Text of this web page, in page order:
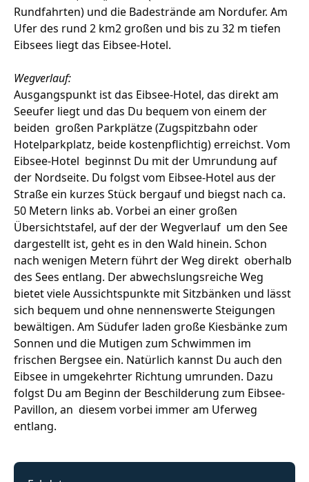
Rundfahrten) und die Badestrände am Nordufer. Am
Ufer des rund 2 km2 großen und bis zu 32 m tiefen
Eibsees liegt das Eibsee-Hotel.
Wegverlauf:
Ausgangspunkt ist das Eibsee-Hotel, das direkt am
Seeufer liegt und das Du bequem von einem der
beiden großen Parkplätze (Zugspitzbahn oder
Hotelparkplatz, beide kostenpflichtig) erreichst. Vom
Eibsee-Hotel beginnst Du mit der Umrundung auf
der Nordseite. Du folgst vom Eibsee-Hotel aus der
Straße ein kurzes Stück bergauf und biegst nach ca.
50 Metern links ab. Vorbei an einer großen
Übersichtstafel, auf der der Wegverlauf um den See
dargestellt ist, geht es in den Wald hinein. Schon
nach wenigen Metern führt der Weg direkt oberhalb
des Sees entlang. Der abwechslungsreiche Weg
bietet viele Aussichtspunkte mit Sitzbänken und lässt
sich bequem und ohne nennenswerte Steigungen
bewältigen. Am Südufer laden große Kiesbänke zum
Sonnen und die Mutigen zum Schwimmen im
frischen Bergsee ein. Natürlich kannst Du auch den
Eibsee in umgekehrter Richtung umrunden. Dazu
folgst Du am Beginn der Beschilderung zum Eibsee-
Pavillon, an diesem vorbei immer am Uferweg
entlang.